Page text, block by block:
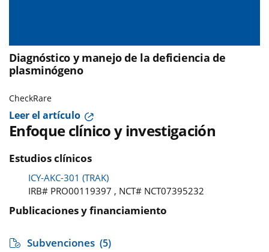
Diagnóstico y manejo de la deficiencia de
plasminógeno
CheckRare
Leer el artículo
Enfoque clínico y investigación
Estudios clínicos
ICY-AKC-301 (TRAK)
IRB# PRO00119397 , NCT# NCT07395232
Publicaciones y financiamiento
Subvenciones (5)